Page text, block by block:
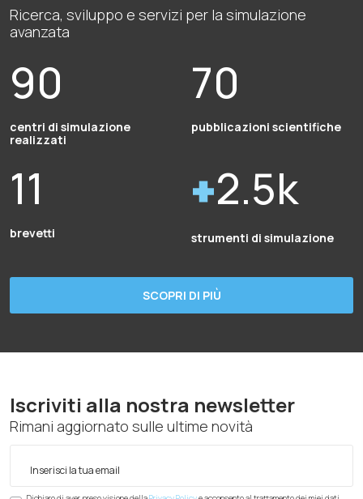
Ricerca, sviluppo e servizi per la simulazione
avanzata
90
centri di simulazione
realizzati
70
pubblicazioni scientifiche
11
brevetti
2.5k
strumenti di simulazione
SCOPRI DI PIÙ
Iscriviti alla nostra newsletter
Rimani aggiornato sulle ultime novità